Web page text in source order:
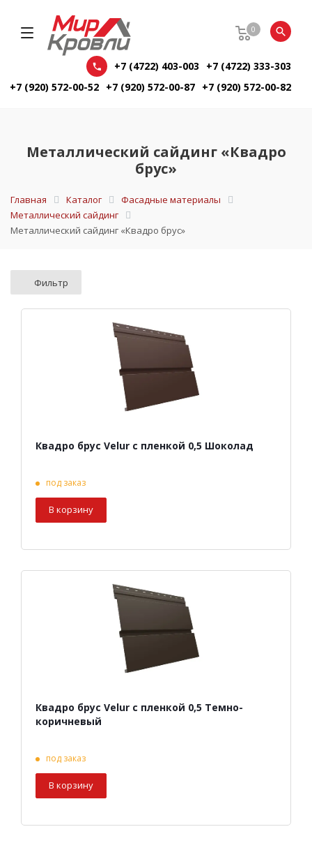
0
+7 (4722) 403-003
+7 (4722) 333-303
+7 (920) 572-00-52 +7 (920) 572-00-87 +7 (920) 572-00-82
Металлический сайдинг «Квадро
брус»
Главная Каталог
Фасадные материалы
Металлический сайдинг
Металлический сайдинг «Квадро брус»
Фильтр
Квадро брус Velur с пленкой 0,5 Шоколад
под заказ
В корзину
Квадро брус Velur с пленкой 0,5 Темно-
коричневый
под заказ
В корзину